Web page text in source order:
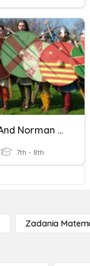
Saxon And Norman Armies
7th - 8th
Zadania